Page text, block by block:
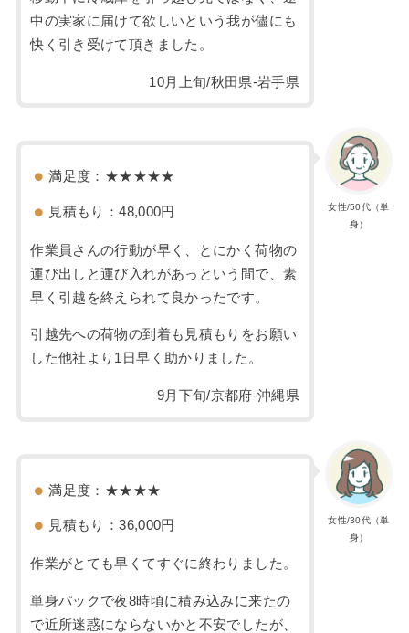
中の実家に届けて欲しいという我が儘にも
快く引き受けて頂きました。
10月上旬/秋田県-岩手県
女性/50代（単
身）
満足度：★★★★★
見積もり：48,000円
作業員さんの行動が早く、とにかく荷物の
運び出しと運び入れがあっという間で、素
早く引越を終えられて良かったです。
引越先への荷物の到着も見積もりをお願い
した他社より1日早く助かりました。
9月下旬/京都府-沖縄県
女性/30代（単
身）
満足度：★★★★
見積もり：36,000円
作業がとても早くてすぐに終わりました。
単身パックで夜8時頃に積み込みに来たの
で近所迷惑にならないかと不安でしたが、